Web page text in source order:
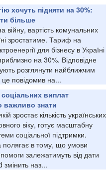
хочуть підняти на 30%:
більше
війну, вартість комунальних
зростатиме. Тариф на
для бізнесу в Україні
на 30%. Відповідне
розглянути найближчим
повідомив на...
виплат
важливо знати
зростає кількість українських
віку, готує масштабну
соціальної підтримки.
полягає в тому, що умови
залежатимуть від дати
наз...